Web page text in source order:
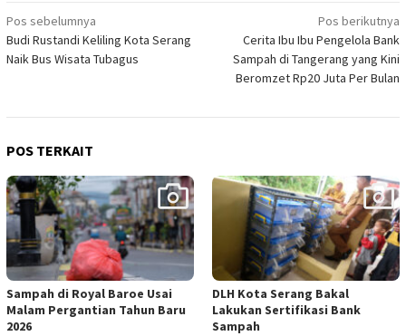
Navigasi
pos
Pos sebelumnya
Budi Rustandi Keliling Kota Serang
Naik Bus Wisata Tubagus
Pos berikutnya
Cerita Ibu Ibu Pengelola Bank
Sampah di Tangerang yang Kini
Beromzet Rp20 Juta Per Bulan
POS TERKAIT
Sampah di Royal Baroe Usai
Malam Pergantian Tahun Baru
2026
DLH Kota Serang Bakal
Lakukan Sertifikasi Bank
Sampah